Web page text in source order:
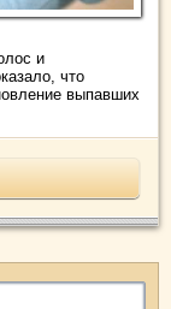
и
что
выпавших